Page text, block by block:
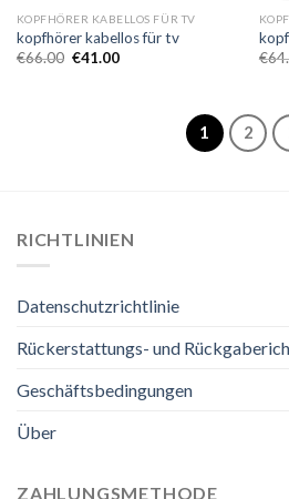
KOPFHÖRER KABELLOS FÜR TV
kopfhörer kabellos für tv
€66.00 €41.00
€
1 2
RICHTLINIEN
Datenschutzrichtlinie
Rückerstattungs- und
Geschäftsbedingungen
Über
ZAHLUNGSMETHODE